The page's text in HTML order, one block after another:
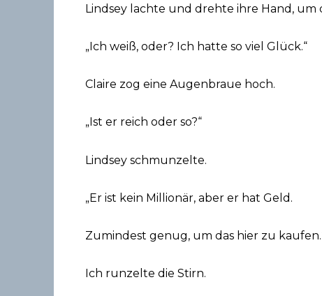
Lindsey lachte und drehte ihre Hand, um
„Ich weiß, oder? Ich hatte so viel Glück.“
Claire zog eine Augenbraue hoch.
„Ist er reich oder so?“
Lindsey schmunzelte.
„Er ist kein Millionär, aber er hat Geld.
Zumindest genug, um das hier zu
Ich runzelte die Stirn.